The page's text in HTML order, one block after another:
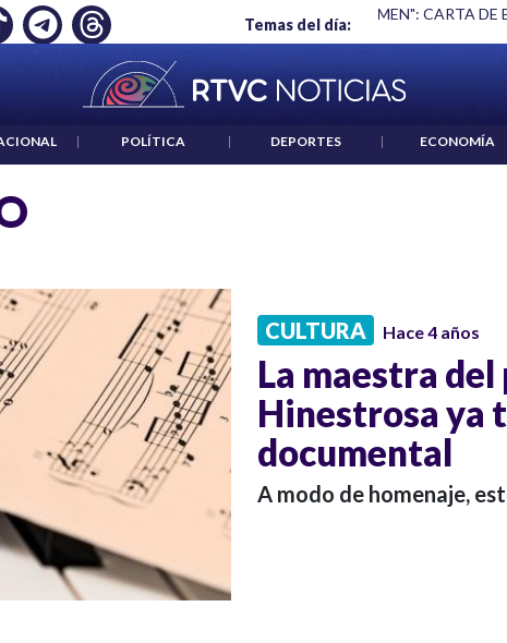
Temas del día:
JP MORGAN "HABLAR NO ES UN CRIMEN": CARTA DE
| POLÍTICA | DEPORTES | ECONOMÍA
CULTURA Hace 4 años
La maestra
Hinestrosa ya
documental
A modo de homenaje,